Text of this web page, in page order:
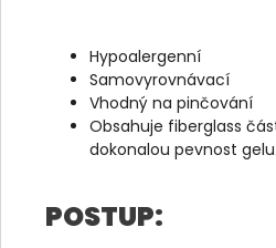
Hypoalergenní
Samovyrovnávací
Vhodný na pinčování
Obsahuje fiberglass
dokonalou pevnost gelu.
POSTUP: